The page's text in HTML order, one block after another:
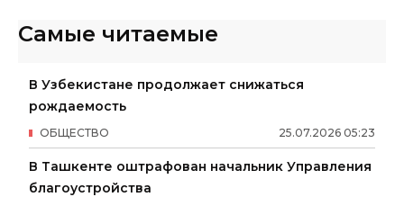
Самые читаемые
В Узбекистане продолжает снижаться
рождаемость
25.07.2026 05:23
ОБЩЕСТВО
В Ташкенте оштрафован начальник Управления
благоустройства